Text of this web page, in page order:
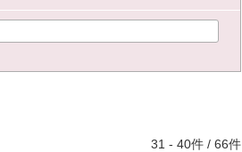
31 - 40件 / 66件